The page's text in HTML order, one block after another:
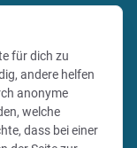
stärken:
die Events
Shop und gib
besondere
für dich zu
andere helfen
anonyme
welche
dass bei einer